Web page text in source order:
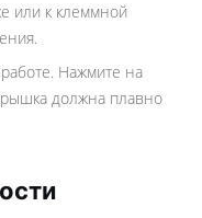
или к клеммной
работе. Нажмите на
должна плавно